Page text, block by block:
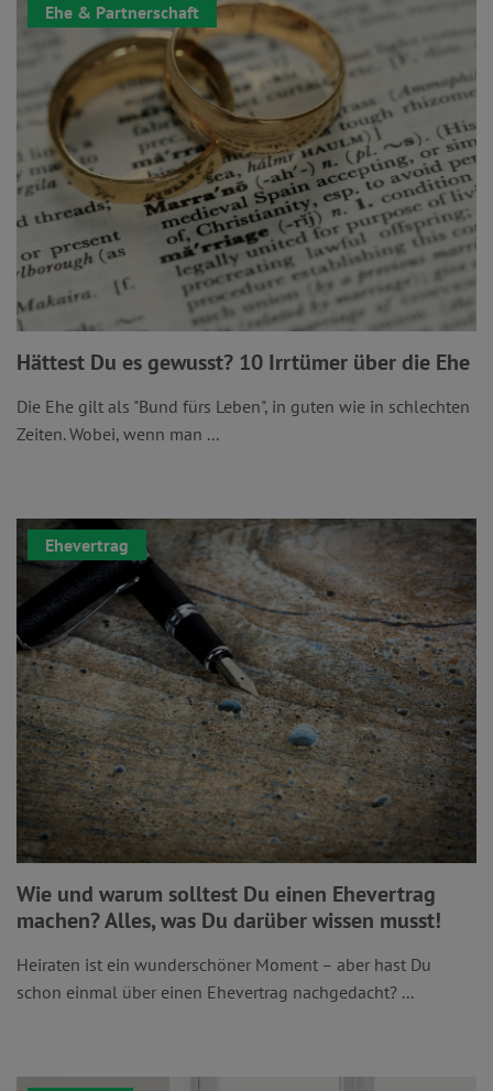
Ehe & Partnerschaft
Hättest Du es gewusst? 10 Irrtümer über die Ehe
Die Ehe gilt als "Bund fürs Leben", in guten wie in schlechten
Zeiten. Wobei, wenn man ...
Ehevertrag
Wie und warum solltest Du einen Ehevertrag
machen? Alles, was Du darüber wissen musst!
Heiraten ist ein wunderschöner Moment – aber hast Du
schon einmal über einen Ehevertrag nachgedacht? ...